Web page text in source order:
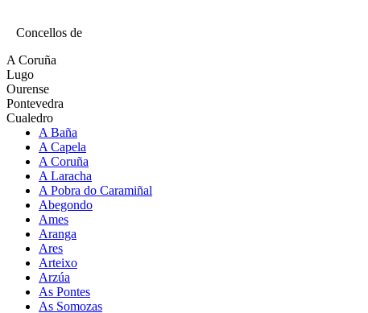
Concellos de
A Coruña
Lugo
Ourense
Pontevedra
Cualedro
A Baña
A Capela
A Coruña
A Laracha
A Pobra do Caramiñal
Abegondo
Ames
Aranga
Ares
Arteixo
Arzúa
As Pontes
As Somozas